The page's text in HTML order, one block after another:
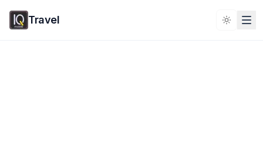
Travel Toggle